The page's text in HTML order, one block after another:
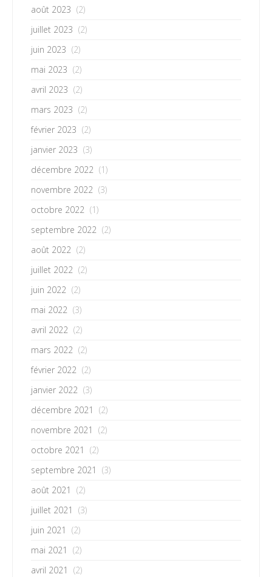
août 2023 (2)
juillet 2023 (2)
juin 2023 (2)
mai 2023 (2)
avril 2023 (2)
mars 2023 (2)
février 2023 (2)
janvier 2023 (3)
décembre 2022 (1)
novembre 2022 (3)
octobre 2022 (1)
septembre 2022 (2)
août 2022 (2)
juillet 2022 (2)
juin 2022 (2)
mai 2022 (3)
avril 2022 (2)
mars 2022 (2)
février 2022 (2)
janvier 2022 (3)
décembre 2021
(2)
novembre 2021
(2)
octobre 2021
(2)
septembre 2021
(3)
août 2021
(2)
juillet 2021
(3)
juin 2021
(2)
mai 2021
(2)
avril 2021
(2)